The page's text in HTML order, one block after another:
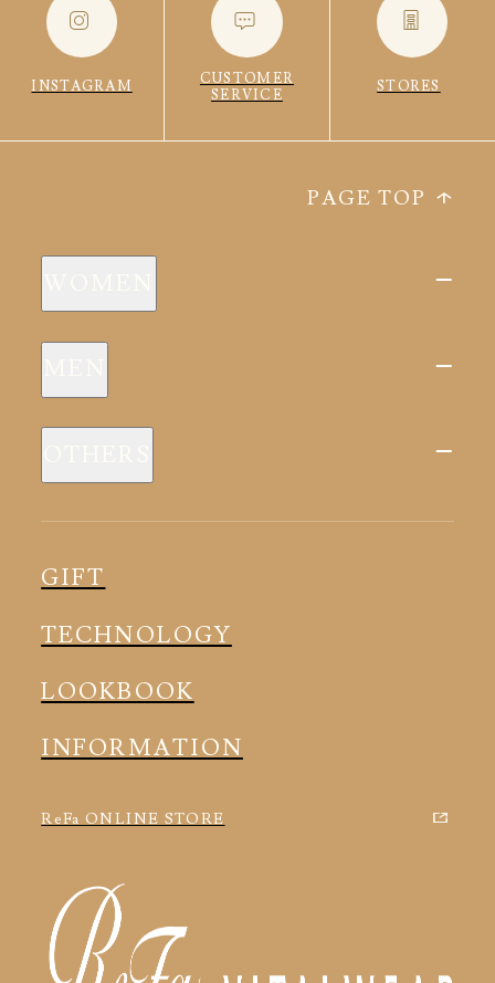
INSTAGRAM
CUSTOMER
SERVICE
STORES
PAGE TOP
新商品
スリープウェア
ルームウェア
アクセサリー
新商品
スリープウェア
ルームウェア
アクセサリー
GIFT
TECHNOLOGY
LOOKBOOK
INFORMATION
ReFa ONLINE STORE